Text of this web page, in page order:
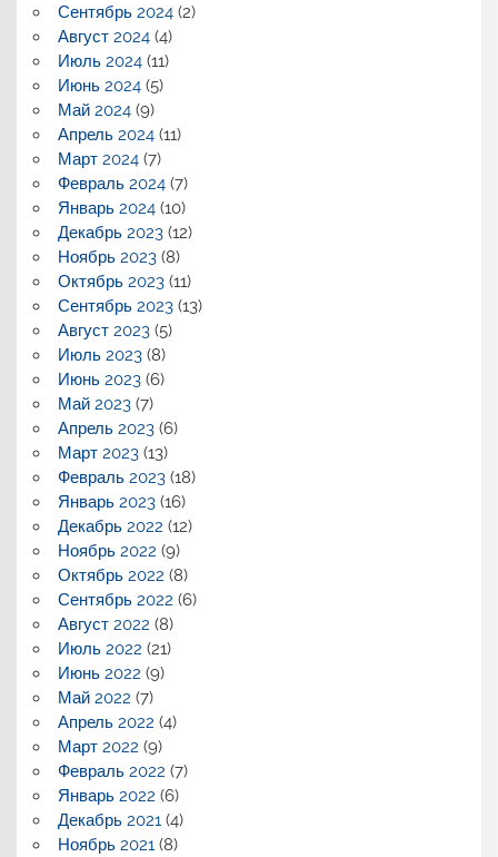
Сентябрь 2024(2)
Август 2024(4)
Июль 2024(11)
Июнь 2024(5)
Май 2024(9)
Апрель 2024(11)
Март 2024(7)
Февраль 2024(7)
Январь 2024(10)
Декабрь 2023(12)
Ноябрь 2023(8)
Октябрь 2023(11)
Сентябрь 2023(13)
Август 2023(5)
Июль 2023(8)
Июнь 2023(6)
Май 2023(7)
Апрель 2023(6)
Март 2023(13)
Февраль 2023(18)
Январь 2023(16)
Декабрь 2022 (12)
Ноябрь 2022 (9)
Октябрь 2022 (8)
Сентябрь 2022 (6)
Август 2022 (8)
Июль 2022 (21)
Июнь 2022 (9)
Май 2022 (7)
Апрель 2022 (4)
Март 2022 (9)
Февраль 2022 (7)
Январь 2022 (6)
Декабрь 2021(4)
Ноябрь 2021(8)